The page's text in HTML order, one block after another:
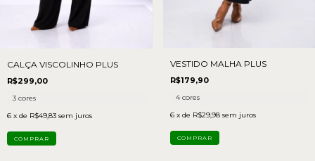
CALÇA VISCOLINHO PLUS
R$299,00
3 cores
6 x de R$49,83 sem juros
COMPRAR
VESTIDO MALHA PLUS
R$179,90
4 cores
6 x de R$29,98 sem juros
COMPRAR